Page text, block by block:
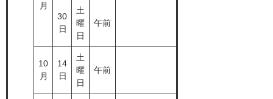
月
30
日
土
曜
日
午前
10
月
14
日
土
曜
日
午前